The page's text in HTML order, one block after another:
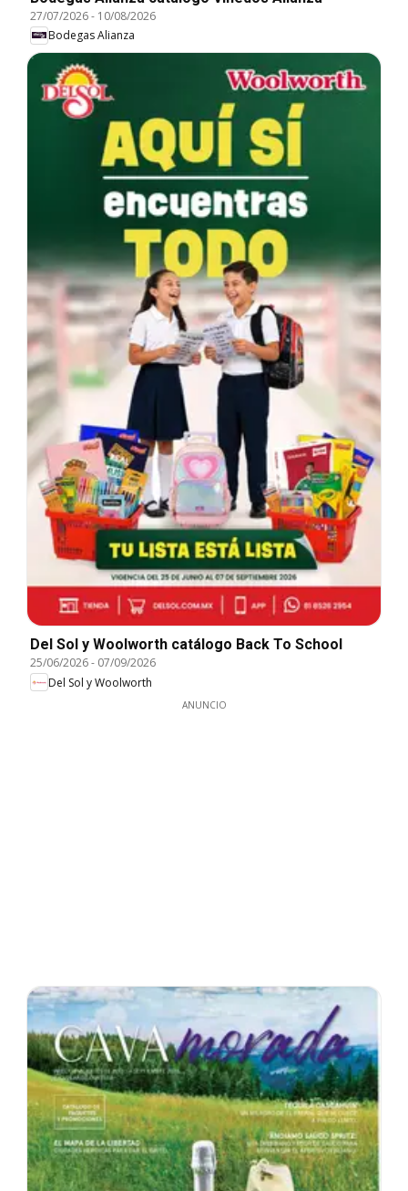
27/07/2026- 10/08/2026
Bodegas Alianza
Del Sol y Woolworth catálogo Back To School
25/06/2026- 07/09/2026
Del Sol y Woolworth
ANUNCIO